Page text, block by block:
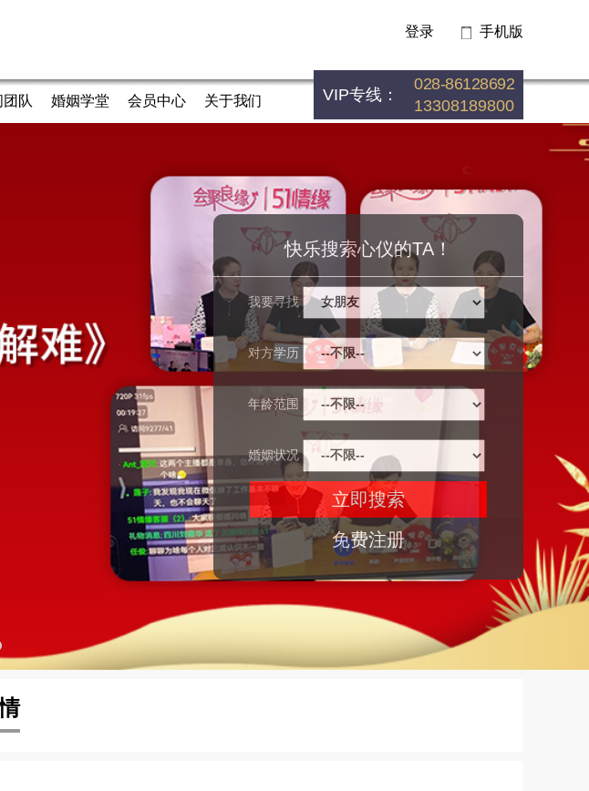
登录 手机版
团队 婚姻学堂 会员中心 关于我们 VIP专线：
028-86128692
13308189800
快乐搜索心仪的TA！
我要寻找
对方学历
年龄范围
婚姻状况
免费注册